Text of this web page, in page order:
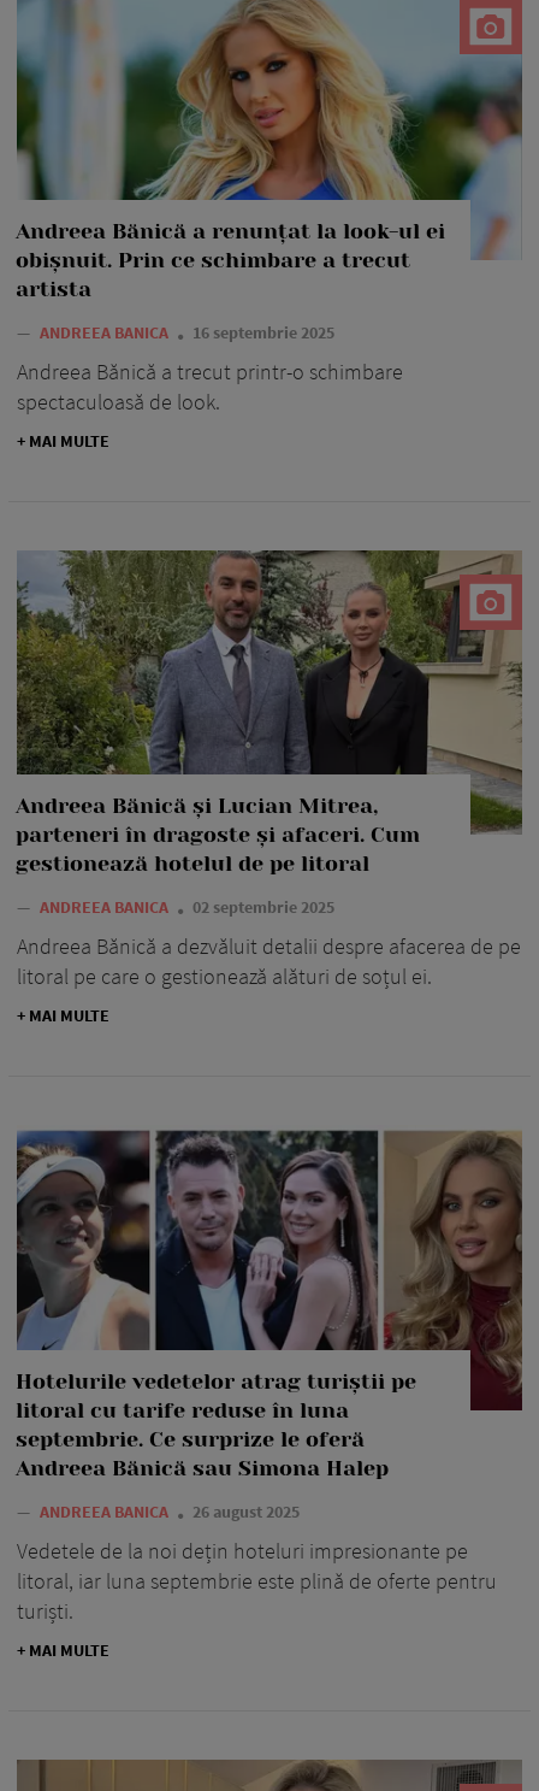
Andreea Bănică a renunțat la look-ul ei
obișnuit. Prin ce schimbare a trecut
artista
— ANDREEA BANICA 16 septembrie 2025
Andreea Bănică a trecut printr-o schimbare
spectaculoasă de look.
+ MAI MULTE
Andreea Bănică și Lucian Mitrea,
parteneri în dragoste și afaceri. Cum
gestionează hotelul de pe litoral
— ANDREEA BANICA 02 septembrie 2025
Andreea Bănică a dezvăluit detalii despre afacerea de pe
litoral pe care o gestionează alături de soțul ei.
+ MAI MULTE
Hotelurile vedetelor atrag turiștii pe
litoral cu tarife reduse în luna
septembrie. Ce surprize le oferă
Andreea Bănică sau Simona Halep
— ANDREEA BANICA 26 august 2025
Vedetele de la noi dețin hoteluri impresionante pe
litoral, iar luna septembrie este plină de oferte pentru
turiști.
+ MAI MULTE